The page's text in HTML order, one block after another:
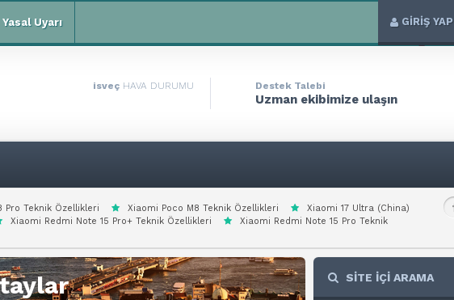
Yasal Uyarı GİRİŞ YAP
isveç HAVA DURUMU Destek Talebi
Uzman ekibimize ulaşın
Pro Teknik Özellikleri Xiaomi Poco M8 Teknik Özellikleri
Xiaomi 17 Ultra (China)
Xiaomi Redmi Note 15 Pro+ Teknik Özellikleri
Xiaomi Redmi Note 15 Pro Teknik
SİTE İÇİ ARAMA